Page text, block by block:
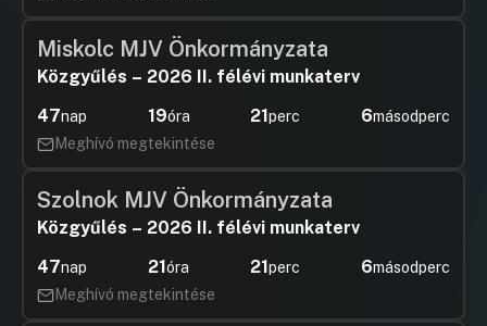
Miskolc MJV Önkormányzata
Közgyűlés – 2026 II. félévi munkaterv
47nap 19óra 21perc 6másodperc
Meghívó megtekintése
Szolnok MJV Önkormányzata
Közgyűlés – 2026 II. félévi munkaterv
47nap 21óra 21perc 6másodperc
Meghívó megtekintése